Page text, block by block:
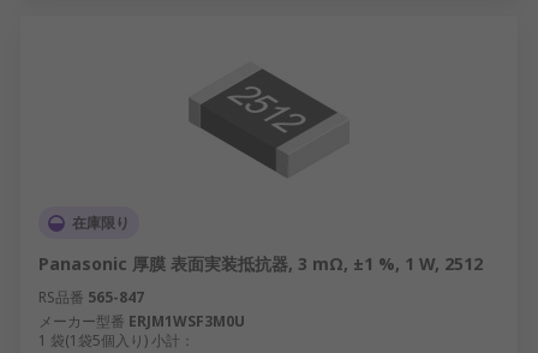
在庫限り
Panasonic 厚膜 表面実装抵抗器, 3 mΩ, ±1 %, 1 W, 2512
RS品番 565-847
メーカー型番 ERJM1WSF3M0U
1 袋(1袋5個入り) 小計：